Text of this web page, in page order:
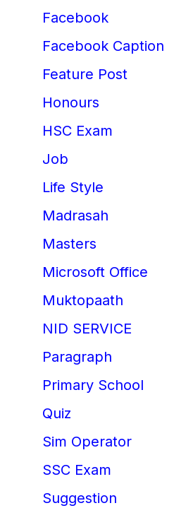
Facebook
Facebook Caption
Feature Post
Honours
HSC Exam
Job
Life Style
Madrasah
Masters
Microsoft Office
Muktopaath
NID SERVICE
Paragraph
Primary School
Quiz
Sim Operator
SSC Exam
Suggestion